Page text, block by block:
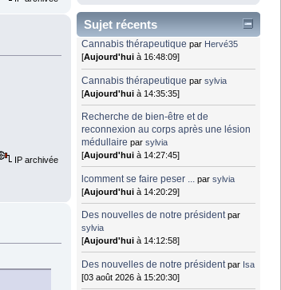
IP archivée
Sujet récents
Cannabis thérapeutique par Hervé35
[Aujourd'hui à 16:48:09]
Cannabis thérapeutique parsylvia
[Aujourd'hui à 14:35:35]
Recherche de bien-être et de
reconnexion au corps après une lésion
médullaire parsylvia
[Aujourd'hui à 14:27:45]
lcomment se faire peser ... parsylvia
[Aujourd'hui à 14:20:29]
Des nouvelles de notre président par
sylvia
[Aujourd'hui à 14:12:58]
Des nouvelles de notre président par Isa
[03 août 2026 à 15:20:30]